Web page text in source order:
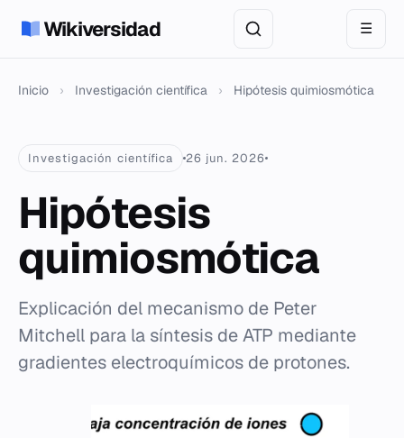
Wikiversidad ☰
Inicio › Investigación científica › Hipótesis quimiosmótica
Investigación científica 26 jun. 2026
Hipótesis
quimiosmótica
Explicación del mecanismo de Peter
Mitchell para la síntesis de ATP mediante
gradientes electroquímicos de protones.